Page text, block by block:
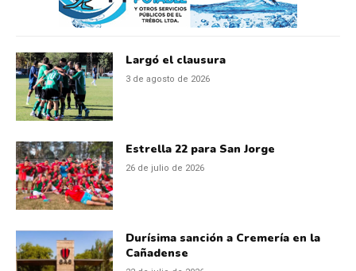
Largó el clausura
3 de agosto de 2026
Estrella 22 para San Jorge
26 de julio de 2026
Durísima sanción a Cremería en la
Cañadense